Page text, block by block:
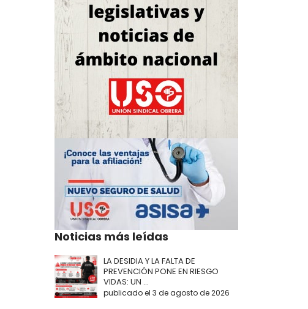
Noticias más leídas
LA DESIDIA Y LA FALTA DE
PREVENCIÓN PONE EN RIESGO
VIDAS: UN ...
publicado el 3 de agosto de 2026